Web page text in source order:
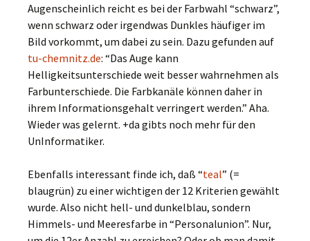
Augenscheinlich reicht es bei der Farbwahl “schwarz”,
wenn schwarz oder irgendwas Dunkles häufiger im
Bild vorkommt, um dabei zu sein. Dazu gefunden auf
tu-chemnitz.de: “Das Auge kann
Helligkeitsunterschiede weit besser wahrnehmen als
Farbunterschiede. Die Farbkanäle können daher in
ihrem Informationsgehalt verringert werden.” Aha.
Wieder was gelernt. +da gibts noch mehr für den
UnInformatiker.
Ebenfalls interessant finde ich, daß “teal” (=
blaugrün) zu einer wichtigen der 12 Kriterien gewählt
wurde. Also nicht hell- und dunkelblau, sondern
Himmels- und Meeresfarbe in “Personalunion”. Nur,